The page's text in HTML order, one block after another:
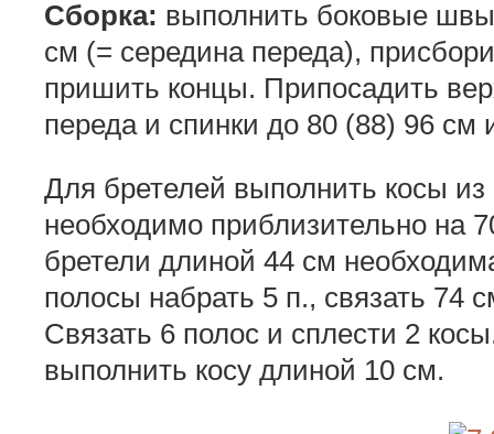
Сборка: выполнить боковые
см (= середина переда),
пришить концы. Припосадить
переда и спинки до 80 (88) 96
Для бретелей выполнить косы
необходимо приблизительно на
бретели длиной 44 см
полосы набрать 5 п., связать 74
Связать 6 полос и сплести 2
выполнить косу длиной 10 см.